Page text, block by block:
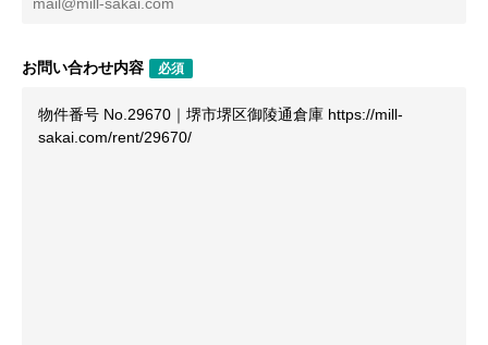
お問い合わせ内容 必須